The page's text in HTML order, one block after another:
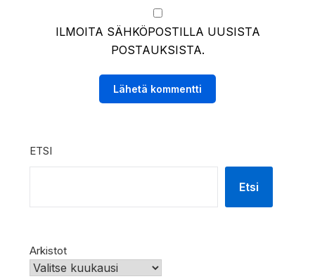
ILMOITA SÄHKÖPOSTILLA UUSISTA
POSTAUKSISTA.
ETSI
Etsi
Arkistot